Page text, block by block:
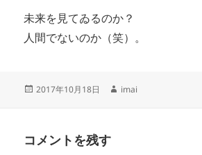
未来を見てゐるのか？
人間でないのか（笑）。
投
2017年10月18日
作
imai
コメントを残す